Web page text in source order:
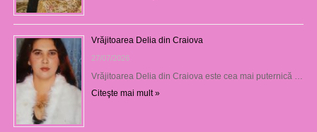
Vrăjitoarea Delia din Craiova
27/07/2026
Vrăjitoarea Delia din Craiova este cea mai puternică …
Citeşte mai mult »